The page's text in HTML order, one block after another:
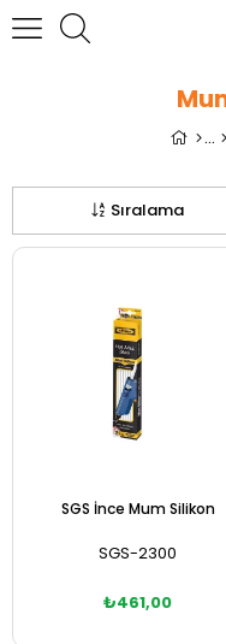
Sıralama
SGS İnce Mum Silikon
SGS-2300
₺461,00